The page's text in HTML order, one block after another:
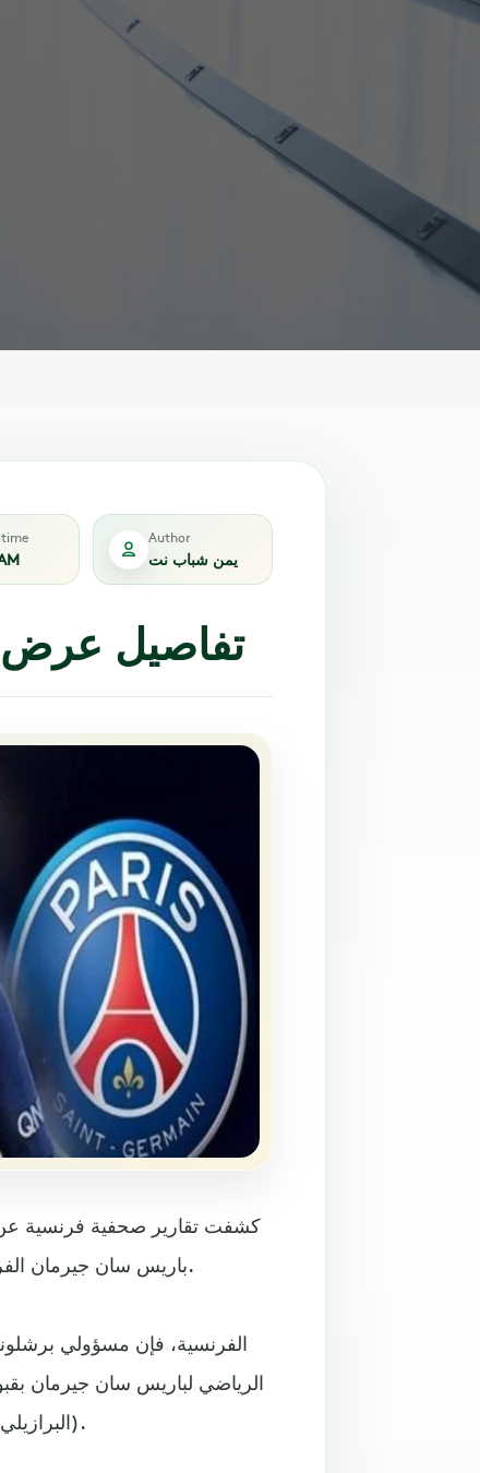
time Author
يمن شباب نت
تفاصيل عرض
كشفت تقارير صحفية فرنسية عن
باريس سان جيرمان الفرنسي من أجل الظفر بخدمات اللاعب البرازيلي نيمار دا سيلفا.
(البرازيلي فيليب كوتينيو - الكرواتي إيفان راكيتيتش)، لإغلاق صفقة نيمار.